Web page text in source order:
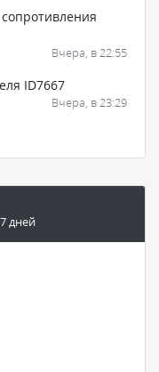
Вчера, в 22:55
ID7667
Вчера, в 23:29
дней